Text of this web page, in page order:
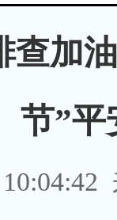
查加
节”平